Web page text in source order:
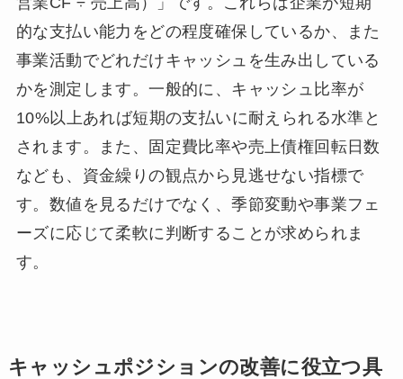
的な支払い能力をどの程度確保しているか、また
事業活動でどれだけキャッシュを生み出している
かを測定します。一般的に、キャッシュ比率が
10%以上あれば短期の支払いに耐えられる水準と
されます。また、固定費比率や売上債権回転日数
なども、資金繰りの観点から見逃せない指標で
す。数値を見るだけでなく、季節変動や事業フェ
ーズに応じて柔軟に判断することが求められま
す。
キャッシュポジションの改善に役立つ具